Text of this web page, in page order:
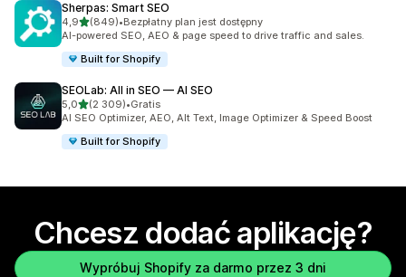
Sherpas: Smart SEO
4,9na 5 gwiazdek
(849)
Łączna liczba recenzji: 849
•Bezpłatny plan jest dostępny
AI-powered SEO, AEO & page speed to drive traffic and sales.
Built for Shopify
SEOLab: All in SEO — AI SEO
5,0na 5 gwiazdek
(2 309)
Łączna liczba recenzji: 2309
•Gratis
AI SEO Optimizer, AEO, Alt Text, Image Optimizer & Speed Boost
Built for Shopify
Chcesz dodać aplikację?
Wypróbuj Shopify za darmo przez 3 dni